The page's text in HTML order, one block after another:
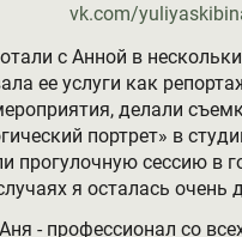
vk.com/
с Анной в
ее услуги как
делали
портрет» в
прогулочную сессию в
я осталась очень
Аня - профессионал со